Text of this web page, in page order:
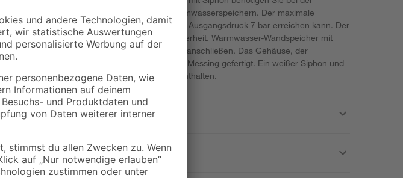
Installation von druckfest angeschlossenen Warmwasserspeichern. Der maximale
Eingangsdruck kann 10 bar betragen, wobei der Ausgangsdruck 7 bar erreichen kann. Der
integrierte Druckminderer sorgt für erhöhte Sicherheit. Warmwasser-Wandspeicher mit
einer Nennleistung von 4 kW lassen sich hiermit anschließen. Das Gehäuse, der
Kugelhahn sowie das Rückschlagventil sind aus Messing gefertigt. Ein weißer Siphon und
das Installationszubehör sind im Lieferumfang enthalten.